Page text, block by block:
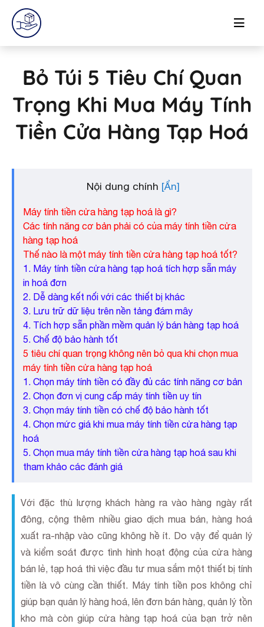
Bỏ Túi 5 Tiêu Chí Quan
Trọng Khi Mua Máy Tính
Tiền Cửa Hàng Tạp Hoá
Nội dung chính
Máy tính tiền cửa hàng tạp hoá là gì?
Các tính năng cơ bản phải có của máy tính tiền cửa
hàng tạp hoá
Thế nào là một máy tính tiền cửa hàng tạp hoá tốt?
1. Máy tính tiền cửa hàng tạp hoá tích hợp sẵn máy
in hoá đơn
2. Dễ dàng kết nối với các thiết bị khác
3. Lưu trữ dữ liệu trên nền tảng đám mây
4. Tích hợp sẵn phần mềm quản lý bán hàng tạp hoá
5. Chế độ bảo hành tốt
5 tiêu chí quan trọng không nên bỏ qua khi chọn mua
máy tính tiền cửa hàng tạp hoá
1. Chọn máy tính tiền có đầy đủ các tính năng cơ bản
2. Chọn đơn vị cung cấp máy tính tiền uy tín
3. Chọn máy tính tiền có chế độ bảo hành tốt
4. Chọn mức giá khi mua máy tính tiền cửa hàng tạp
hoá
5. Chọn mua máy tính tiền cửa hàng tạp hoá sau khi
tham khảo các đánh giá
Với đặc thù lượng khách hàng ra vào hàng ngày rất
đông, cộng thêm nhiều giao dịch mua bán, hàng hoá
xuất ra-nhập vào cũng không hề ít. Do vậy để quản lý
và kiểm soát được tình hình hoạt động của cửa hàng
bán lẻ, tạp hoá thì việc đầu tư mua sắm một thiết bị tính
tiền là vô cùng cần thiết. Máy tính tiền pos không chỉ
giúp bạn quản lý hàng hoá, lên đơn bán hàng, quản lý tồn
kho mà còn giúp cửa hàng tạp hoá của bạn trở nên